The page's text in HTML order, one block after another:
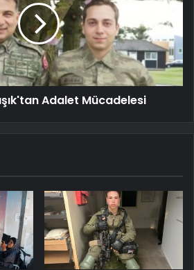
Adalet Mücadelesi